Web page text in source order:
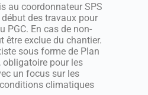
au coordonnateur SPS
des travaux pour
PGC. En cas de non-
être exclue du chantier.
sous forme de Plan
obligatoire pour les
un focus sur les
climatiques